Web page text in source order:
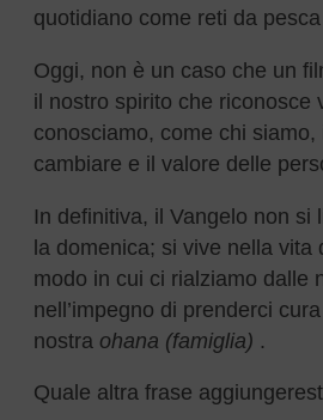
quotidiano come reti da
Oggi, non è un caso che un
il nostro spirito che riconosce
conosciamo, come chi siamo,
cambiare e il valore delle
In definitiva, il Vangelo non si
la domenica; si vive nella vita
modo in cui ci rialziamo dalle
nell’impegno di prenderci
nostra ohana (famiglia) .
Quale altra frase